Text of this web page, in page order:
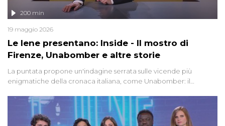
Le Iene presentano: Inside - Il mostro di
Firenze, Unabomber e altre storie
200 min
19 maggio 2026
La puntata propone un'indagine serrata sulle vicende più
enigmatiche della cronaca italiana, come Unabomber: il
'90 e il 2000 che, inquietantemente, potrebbe essere ancora in
libertà. Lo speciale affronta inoltre le zone d'ombra sul Mostro di
Firenze, le cui responsabilità appaiono ancora oggi avvolte in un